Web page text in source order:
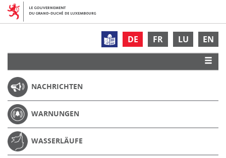
DE FR LU EN
NACHRICHTEN
WARNUNGEN
WASSERLÄUFE